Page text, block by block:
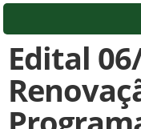
Edital